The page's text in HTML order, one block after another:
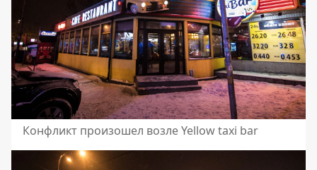
Конфликт произошел возле Yellow taxi bar